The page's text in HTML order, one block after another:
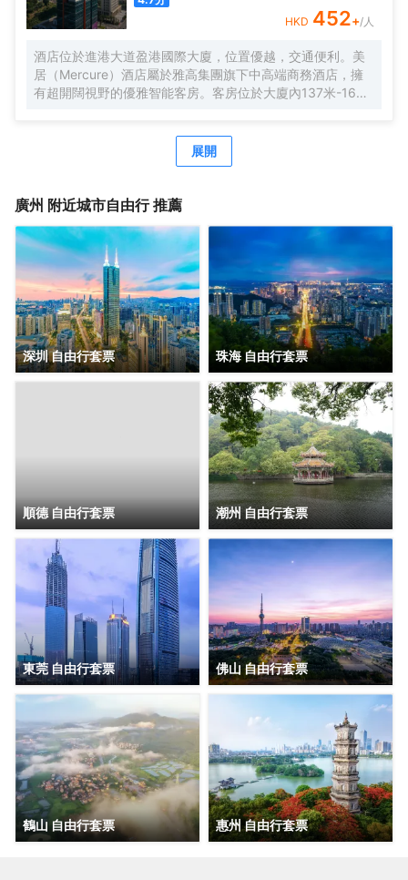
的休閒度假空間。
HKD 452+/人
酒店位於進港大道盈港國際大廈，位置優越，交通便利。美
居（Mercure）酒店屬於雅高集團旗下中高端商務酒店，擁
有超開闊視野的優雅智能客房。客房位於大廈內137米-165
格客房，簡約唯美又精緻典雅，是商務人士出差首善之選。
酒店客房內配有恒温恒壓淋浴、全交換新風系統，高級自動
驗。酒店全體工作人員攜人工智能機器人小美在“Make A
展開
廣州 附近城市自由行 推薦
深圳 自由行套票 珠海 自由行套票
順德 自由行套票 潮州 自由行套票
東莞 自由行套票 佛山 自由行套票
鶴山 自由行套票 惠州 自由行套票